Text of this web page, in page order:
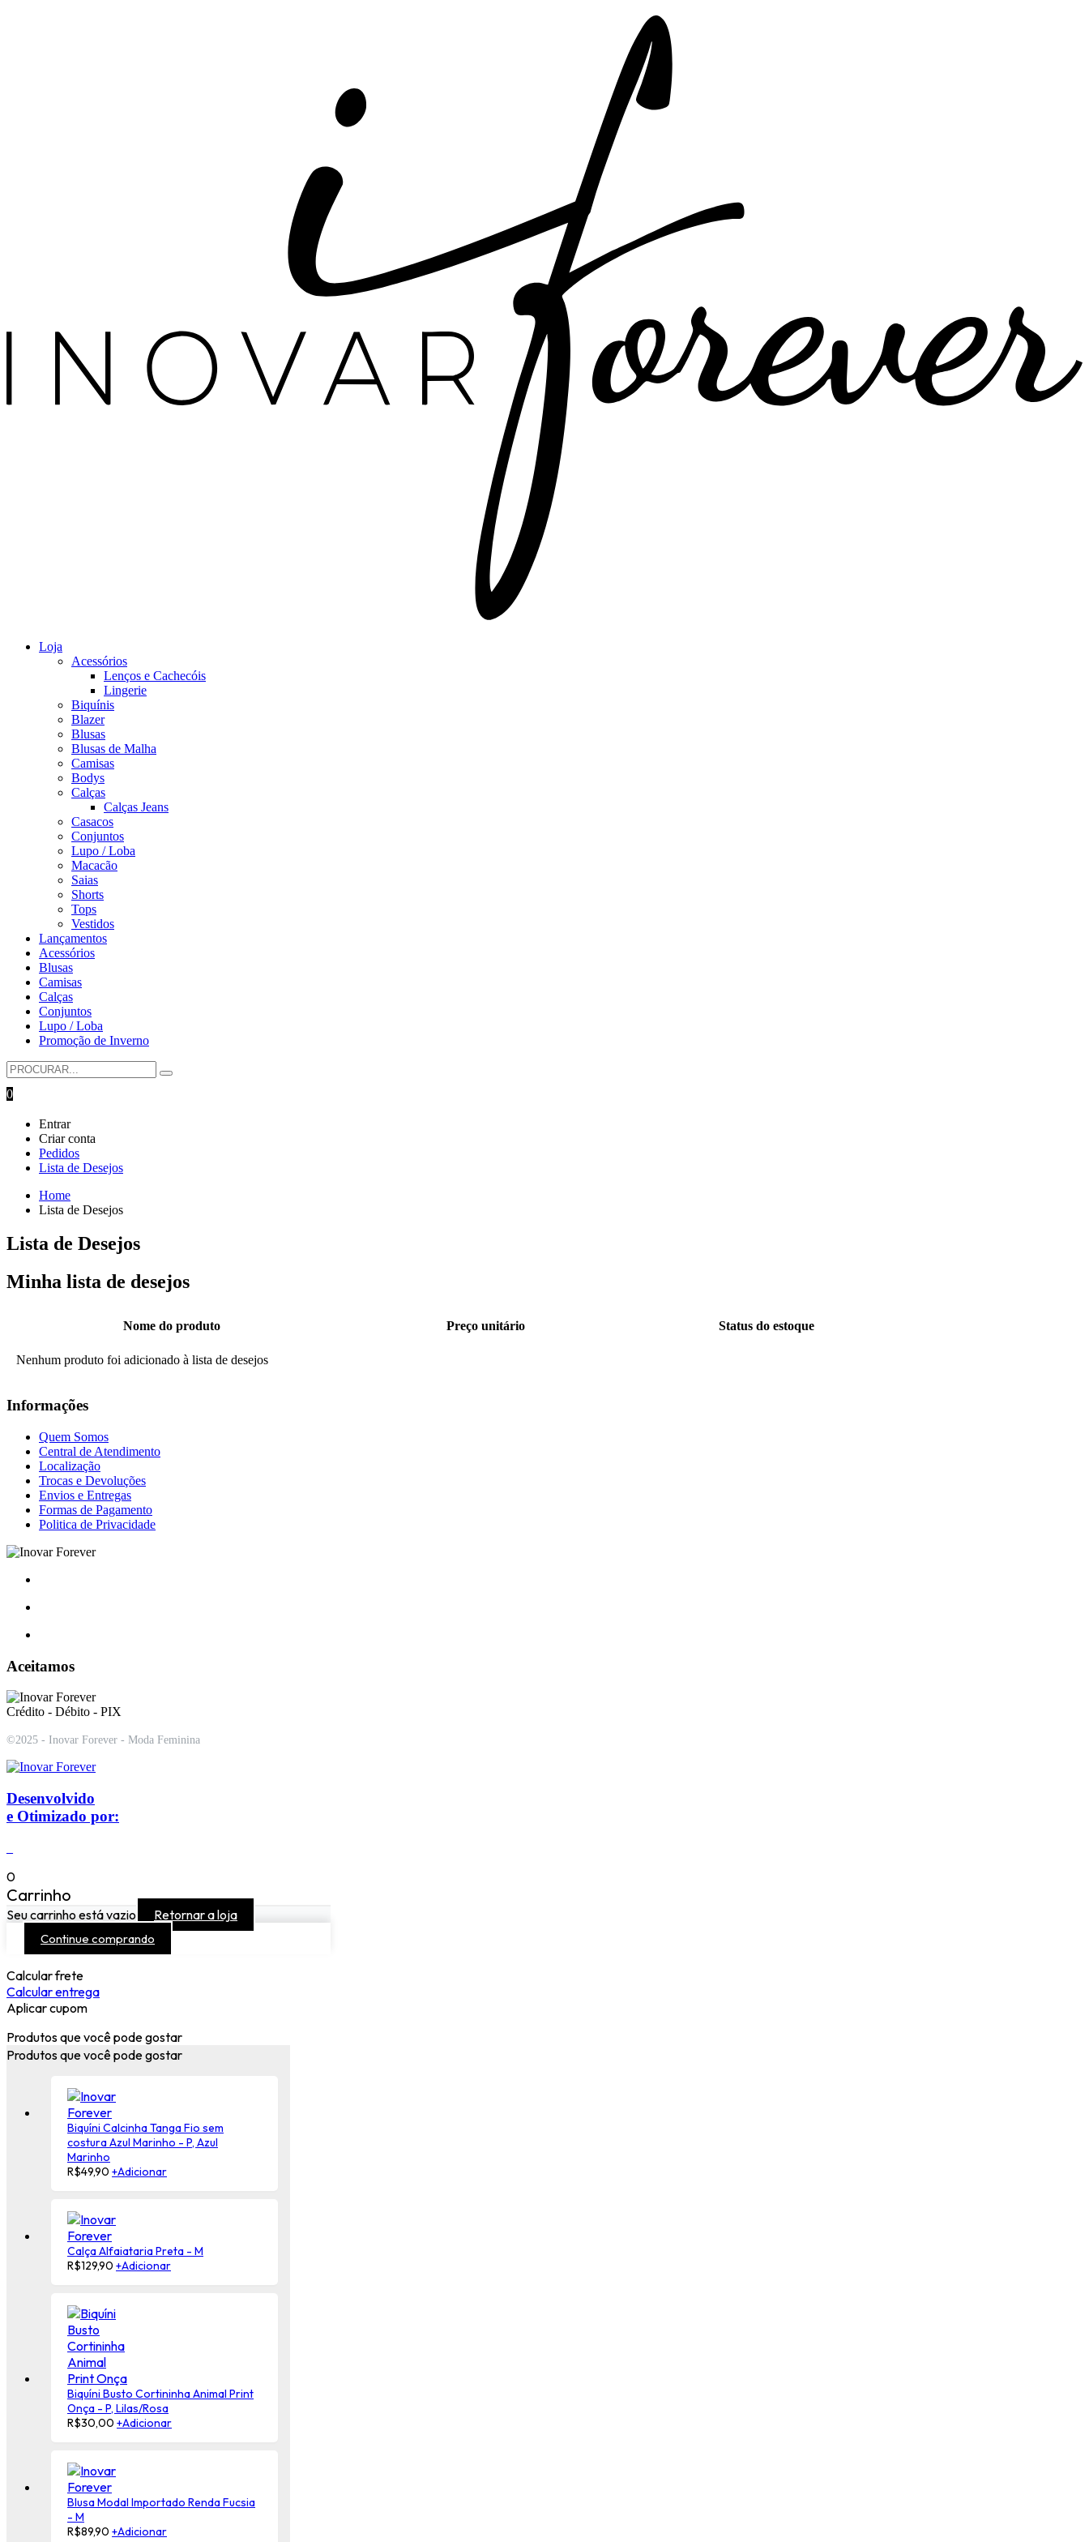
Loja
Acessórios
Lenços e Cachecóis
Lingerie
Biquínis
Blazer
Blusas
Blusas de Malha
Camisas
Bodys
Calças
Calças Jeans
Casacos
Conjuntos
Lupo / Loba
Macacão
Saias
Shorts
Tops
Vestidos
Lançamentos
Acessórios
Blusas
Camisas
Calças
Conjuntos
Lupo / Loba
Promoção de Inverno
0
Entrar
Criar conta
Pedidos
Lista de Desejos
Home
Lista de Desejos
Lista de Desejos
Minha lista de desejos
Nome do produto Preço unitário Status do estoque
Nenhum produto foi adicionado à lista de desejos
Informações
Quem Somos
Central de Atendimento
Localização
Trocas e Devoluções
Envios e Entregas
Formas de Pagamento
Politica de Privacidade
Aceitamos
Crédito - Débito - PIX
©2025 - Inovar Forever - Moda Feminina
Desenvolvido
e Otimizado por:
0
Carrinho
Seu carrinho está vazio Retornar a loja
Continue comprando
Calcular frete
Calcular entrega
Aplicar cupom
Produtos que você pode gostar
Produtos que você pode gostar
Biquíni Calcinha Tanga Fio sem
costura Azul Marinho - P, Azul
Marinho
R$49,90 +Adicionar
Calça Alfaiataria Preta - M
R$129,90 +Adicionar
Biquíni Busto Cortininha Animal Print
Onça - P, Lilas/Rosa
R$30,00 +Adicionar
Blusa Modal Importado Renda Fucsia
- M
R$89,90 +Adicionar